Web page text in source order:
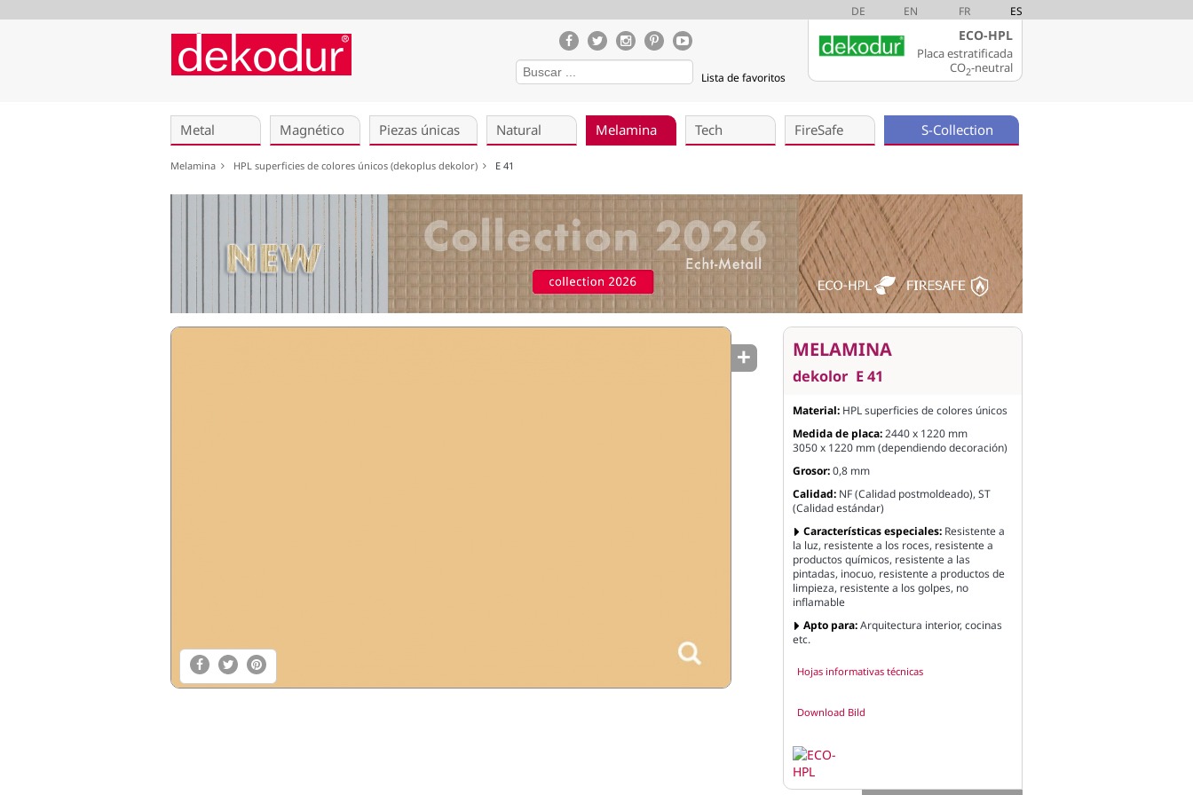
DE EN FR ES
Lista de favoritos
ECO-HPL
Placa estratificada
CO2-neutral
Metal Magnético Piezas únicas Natural Melamina Tech FireSafe S-Collection
Melamina HPL superficies de colores únicos (dekoplus dekolor) E 41
MELAMINA
dekolor E 41
Material: HPL superficies de colores únicos
Medida de placa:2440 x 1220 mm
3050 x 1220 mm (dependiendo decoración)
Grosor:0,8 mm
Calidad: NF (Calidad postmoldeado), ST
(Calidad estándar)
Características especiales: Resistente a
la luz, resistente a los roces, resistente a
productos químicos, resistente a las
pintadas, inocuo, resistente a productos de
limpieza, resistente a los golpes, no
inflamable
Apto para:Arquitectura interior, cocinas
etc.
Hojas informativas técnicas
Download Bild